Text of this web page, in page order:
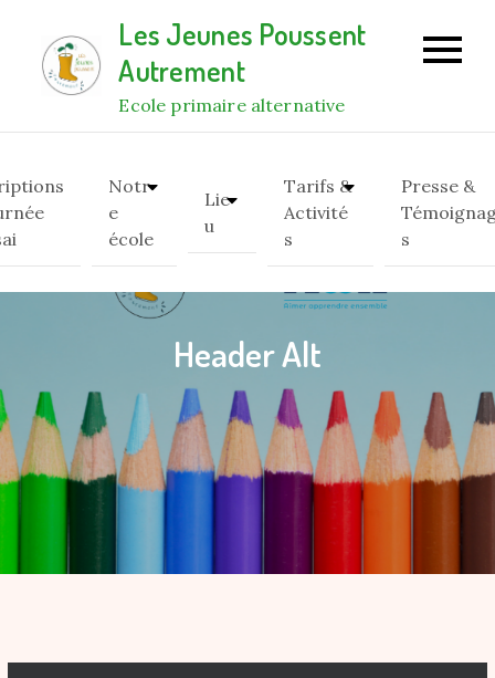
content
Les Jeunes Poussent
Autrement
Ecole primaire alternative
Notr
e
école
Lie
u
Tarifs &
Activité
s
Presse &
s
Header Alt